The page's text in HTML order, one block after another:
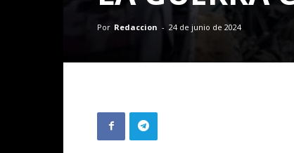
Por Redaccion - 24 de junio de 2024